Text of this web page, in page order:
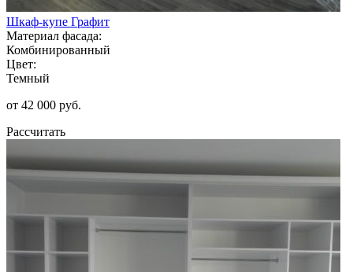
Шкаф-купе Графит
Материал фасада:
Комбинированный
Цвет:
Темный
от 42 000 руб.
Рассчитать